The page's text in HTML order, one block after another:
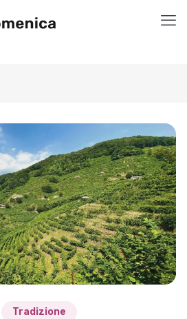
Tradizione